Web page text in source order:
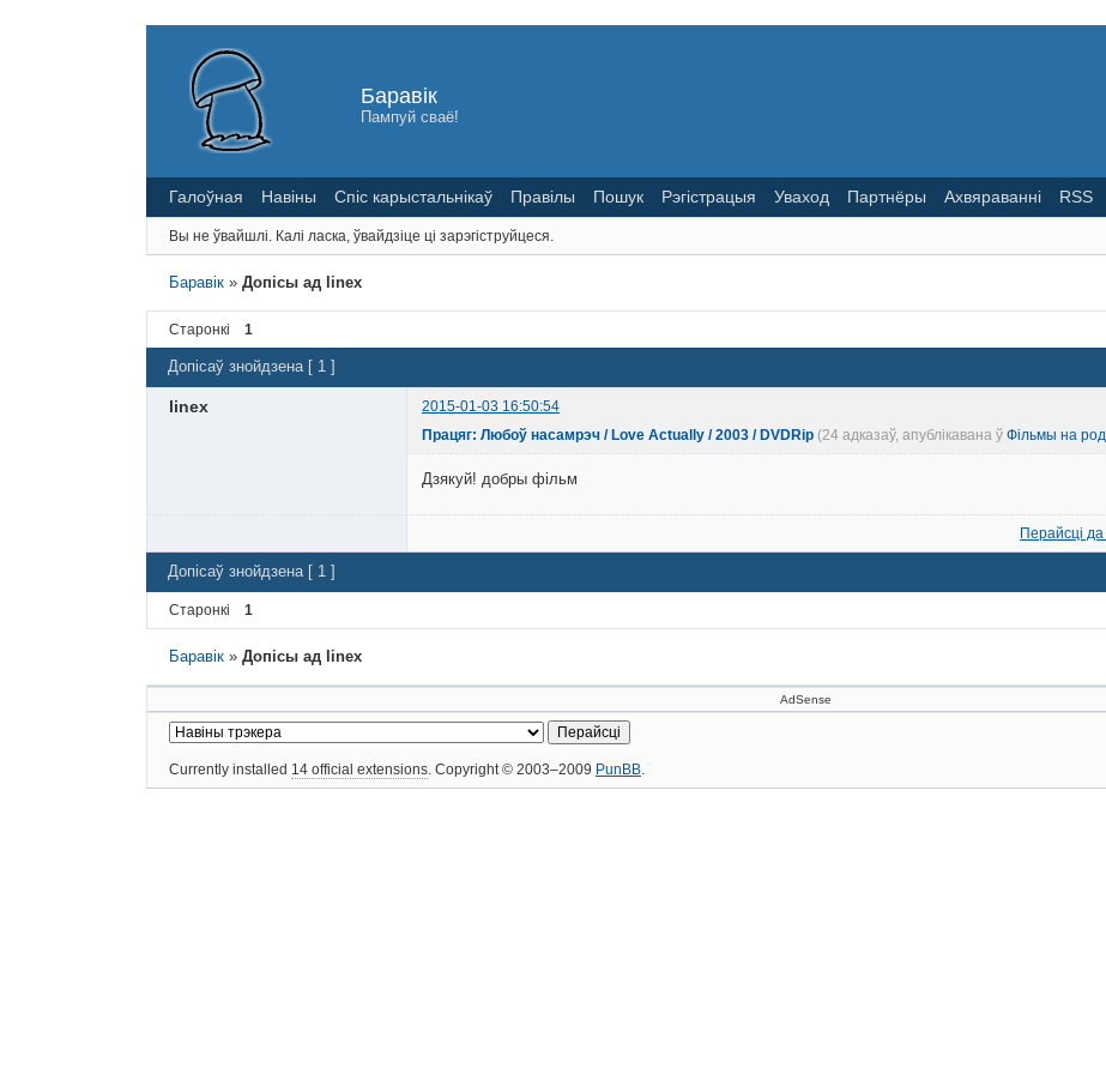
Баравік
Пампуй сваё!
Галоўная Навіны Спіс карыстальнікаў Правілы Пошук Рэгістрацыя Уваход Партнёры Ахвяраванні RSS
Вы не ўвайшлі. Калі ласка, ўвайдзіце ці зарэгіструйцеся.
Баравік »Допісы ад linex
Старонкі 1
Допісаў знойдзена [ 1 ]
linex
2015-01-03 16:50:54
Працяг: Любоў насамрэч / Love Actually / 2003 / DVDRip (24 адказаў, апублікавана ў Фільмы на
Дзякуй! добры фільм
Перайсці
Допісаў знойдзена [ 1 ]
Старонкі 1
Баравік »Допісы ад linex
AdSense
Currently installed 14 official extensions . Copyright © 2003–2009 PunBB